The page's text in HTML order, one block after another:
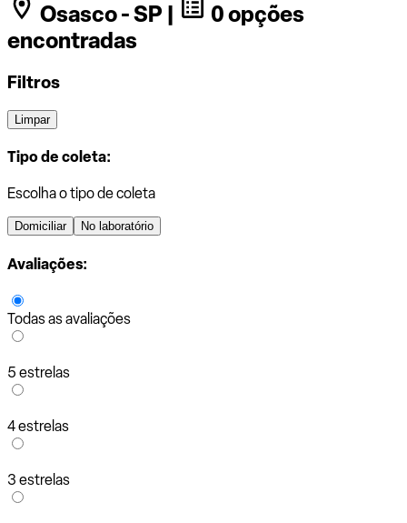
Osasco - SP |
0 opções
encontradas
Filtros
Limpar
Tipo de coleta:
Escolha o tipo de coleta
Domiciliar No laboratório
Avaliações:
Todas as avaliações
5 estrelas
4 estrelas
3 estrelas